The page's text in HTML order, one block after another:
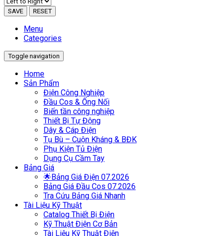
SAVE RESET
Menu
Categories
Toggle navigation
Home
Sản Phẩm
Điện Công Nghiệp
Đầu Cos & Ống Nối
Biến tần công nghiệp
Thiết Bị Tự Động
Dây & Cáp Điện
Tụ Bù – Cuộn Kháng & BĐK
Phụ Kiện Tủ Điện
Dụng Cụ Cầm Tay
Bảng Giá
🌟Bảng Giá Điện 07.2026
Bảng Giá Đầu Cos 07.2026
Tra Cứu Bảng Giá Nhanh
Tài Liệu Kỹ Thuật
Catalog Thiết Bị Điện
Kỹ Thuật Điện Cơ Bản
Tài Liệu Kỹ Thuật Điện